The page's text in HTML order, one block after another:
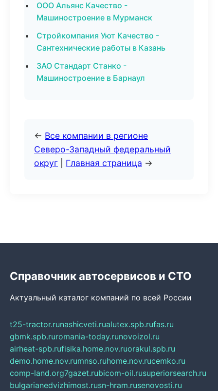
ООО Альянс Качество -
Машиностроение в Мурманск
Стройкомпания Уют Качество -
Сантехнические работы в Казань
ЗАО Стандарт Станко -
Машиностроение в Барнаул
← Все компании в регионе
Северо-Западный федеральный
округ
Главная страница →
Справочник автосервисов и СТО
Актуальный каталог компаний по всей России
t25-tractor.runashicveti.rualutex.spb.rufas.ru
gbmk.spb.ruromania-today.runovoizol.ru
airheat-spb.rufisika.home.nov.ruorakul.spb.ru
demo.home.nov.rumnso.ruhome.nov.rucemko.ru
comp-land.org7gazet.rubicom-oil.rusuperiorsearch.ru
bulgarianedvizhimost.rusn-hram.rusenovosti.ru